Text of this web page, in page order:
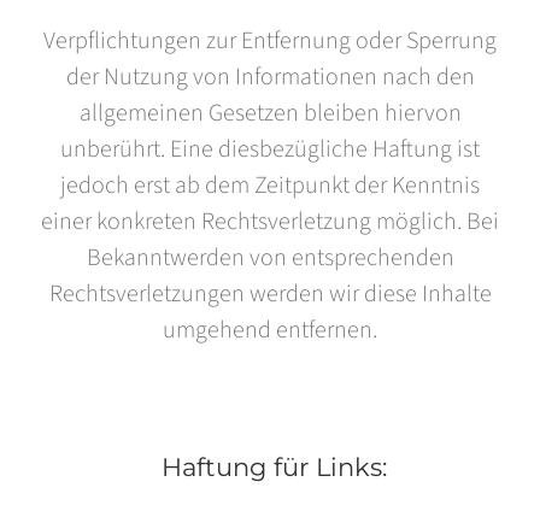
Verpflichtungen zur Entfernung oder Sperrung
der Nutzung von Informationen nach den
allgemeinen Gesetzen bleiben hiervon
unberührt. Eine diesbezügliche Haftung ist
jedoch erst ab dem Zeitpunkt der Kenntnis
einer konkreten Rechtsverletzung möglich. Bei
Bekanntwerden von entsprechenden
Rechtsverletzungen werden wir diese Inhalte
umgehend entfernen.
Haftung für Links: